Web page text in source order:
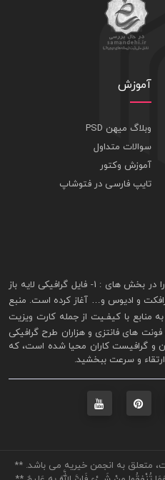
آموزش
وبلاگ میهن PSD
سوالات متداول
آموزش وکتور
تایپ فارسی در فتوشاپ
فايل گرافيکی لايه باز
آماده افترافکت و اديوس و… آغاز کرده است. منبع
منابع با کيفـيت از جملهکارت ويزيت
های فانتزی و هزاران طرح گرافیکی
و گرافيست کاران محيا شده است، که
و سرعت ببخشيد.
متعلق به انجمن خیریه می باشد. **